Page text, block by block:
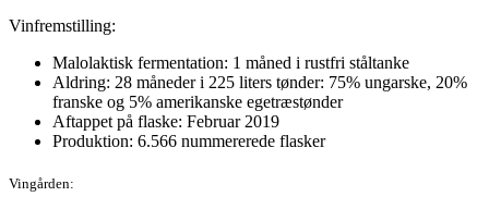
Vinfremstilling:
Malolaktisk fermentation: 1 måned i rustfri ståltanke
Aldring: 28 måneder i 225 liters tønder: 75% ungarske, 20%
franske og 5% amerikanske egetræstønder
Aftappet på flaske: Februar 2019
Produktion: 6.566 nummererede flasker
Vingården: